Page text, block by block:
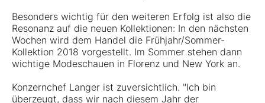
Besonders wichtig für den weiteren Erfolg ist also die
Resonanz auf die neuen Kollektionen: In den nächsten
Wochen wird dem Handel die Frühjahr/Sommer-
Kollektion 2018 vorgestellt. Im Sommer stehen dann
wichtige Modeschauen in Florenz und New York an.
Konzernchef Langer ist zuversichtlich. "Ich bin
überzeugt, dass wir nach diesem Jahr der